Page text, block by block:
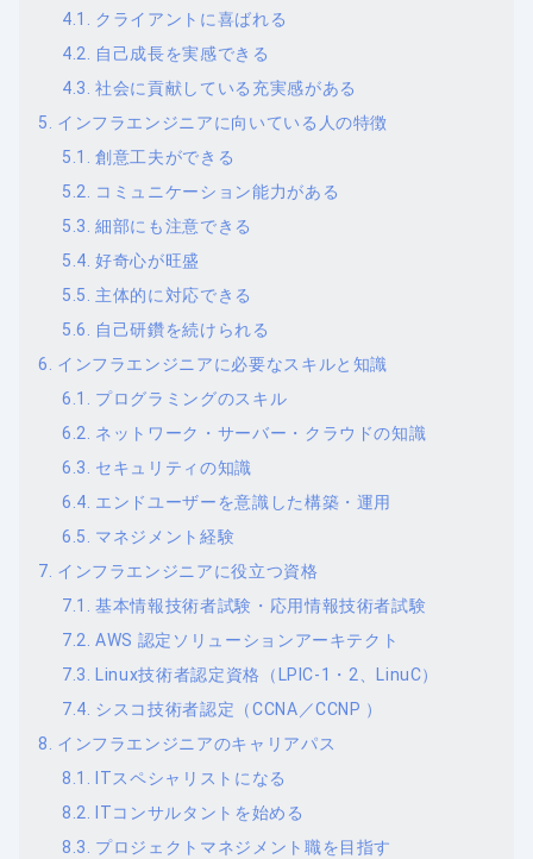
クライアントに喜ばれる
自己成長を実感できる
社会に貢献している充実感がある
インフラエンジニアに向いている人の特徴
創意工夫ができる
コミュニケーション能力がある
細部にも注意できる
好奇心が旺盛
主体的に対応できる
自己研鑽を続けられる
インフラエンジニアに必要なスキルと知識
プログラミングのスキル
ネットワーク・サーバー・クラウドの知識
セキュリティの知識
エンドユーザーを意識した構築・運用
マネジメント経験
インフラエンジニアに役立つ資格
基本情報技術者試験・応用情報技術者試験
AWS 認定ソリューションアーキテクト
Linux技術者認定資格（LPIC-1・2、LinuC）
シスコ技術者認定（CCNA／CCNP ）
インフラエンジニアのキャリアパス
ITスペシャリストになる
ITコンサルタントを始める
プロジェクトマネジメント職を目指す